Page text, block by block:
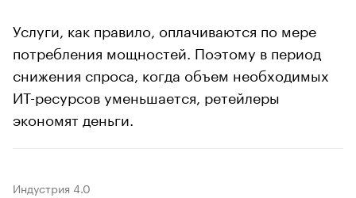
Услуги, как правило, оплачиваются по мере
потребления мощностей. Поэтому в период
снижения спроса, когда объем необходимых
ИТ-ресурсов уменьшается, ретейлеры
экономят деньги.
Индустрия 4.0